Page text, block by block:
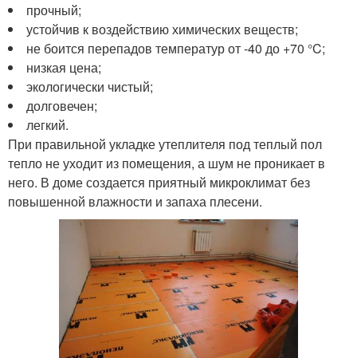
прочный;
устойчив к воздействию химических веществ;
не боится перепадов температур от -40 до +70 °C;
низкая цена;
экологически чистый;
долговечен;
легкий.
При правильной укладке утеплителя под теплый пол
тепло не уходит из помещения, а шум не проникает в
него. В доме создается приятный микроклимат без
повышенной влажности и запаха плесени.